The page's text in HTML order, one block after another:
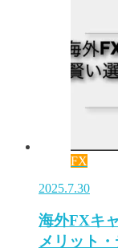
FX
2025.7.30
海外FXキ
メリット